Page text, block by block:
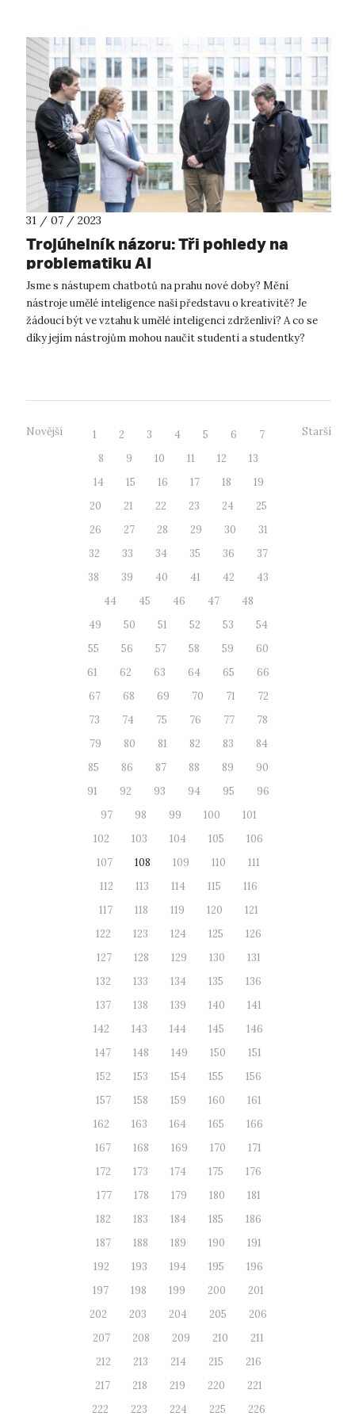
31 / 07 / 2023
Trojúhelník názoru: Tři pohledy na
problematiku AI
Jsme s nástupem chatbotů na prahu nové doby? Mění
nástroje umělé inteligence naši představu o kreativitě? Je
žádoucí být ve vztahu k umělé inteligenci zdrženliví? A co se
díky jejím nástrojům mohou naučit studenti a studentky?
Novější 1 2 3 4 5 6
7
8
9 10 11 12
13
14
15 16 17 18
19
20
21 22 23 24
25
26
27 28 29 30
31
32
33 34 35 36
37
38
39 40 41 42
43
44
45 46 47
48
49
50 51 52 53
54
55
56 57 58 59
60
61
62 63 64 65
66
67
68 69 70 71
72
73
74 75 76 77
78
79
80 81 82 83
84
85
86 87 88 89
90
91
92 93 94 95
96
97
98 99 100
101
102
103 104 105
106
107
108 109 110
111
112
113 114 115
116
117
118 119 120
121
122
123 124 125
126
127
128 129 130
131
132
133 134 135
136
137
138 139 140
141
142
143 144 145
146
147
148 149 150
151
152
153 154 155
156
157
158 159 160
161
162
163 164 165
166
167
168 169 170
171
172
173 174 175
176
177
178 179 180
181
182
183 184 185
186
187
188 189 190
191
192
193 194 195
196
197
198 199 200
201
202
203 204 205
206
207
208 209 210
211
212
213 214 215
216
217
218 219 220
221
222
223 224 225
226
Starší